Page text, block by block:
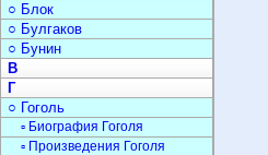
○ Блок
○ Булгаков
○ Бунин
В
Г
○ Гоголь
▫ Биография Гоголя
▫ Произведения Гоголя